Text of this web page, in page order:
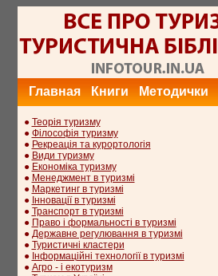
Главная Книги Методички
● Теорія туризму
● Філософія туризму
● Рекреація та курортологія
● Види туризму
● Економіка туризму
● Менеджмент в туризмі
● Маркетинг в туризмі
● Інновації в туризмі
● Транспорт в туризмі
● Право і формальності в туризмі
● Державне регулювання в туризмі
● Туристичні кластери
● Інформаційні технології в туризмі
● Агро - і екотуризм